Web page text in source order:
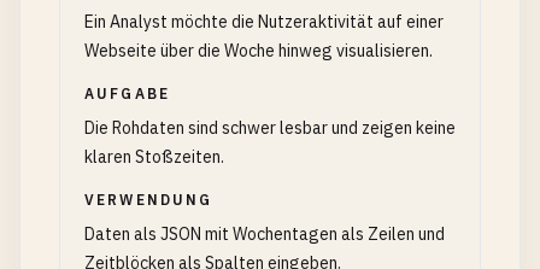
Ein Analyst möchte die Nutzeraktivität auf einer
Webseite über die Woche hinweg visualisieren.
AUFGABE
Die Rohdaten sind schwer lesbar und zeigen keine
klaren Stoßzeiten.
VERWENDUNG
Daten als JSON mit Wochentagen als Zeilen und
Zeitblöcken als Spalten eingeben.